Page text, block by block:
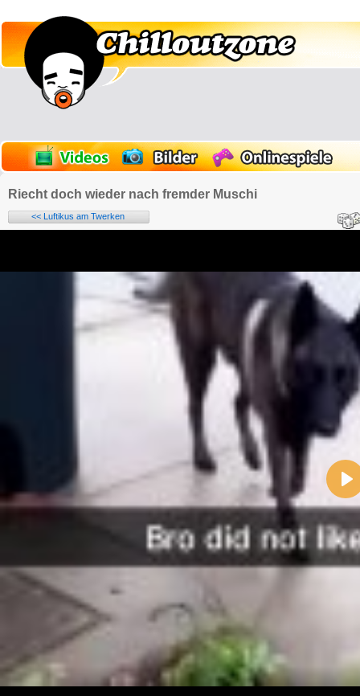
Riecht doch wieder nach fremder Muschi
<< Luftikus am Twerken
Kommentar:
Alle HTML-Tags außer <br>, <strike> und <i> werden aus Deinem Kommentar entfernt.
URLs werden automatisch umgewandelt. Bitte verwende "www." oder "http://" in URLs